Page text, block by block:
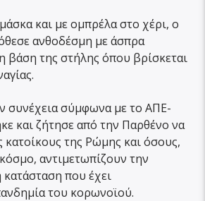
και με ομπρέλα στο χέρι, ο
ανθοδέσμη με άσπρα
βάση της στήλης όπου βρίσκεται
συνέχεια σύμφωνα με το ΑΠΕ-
και ζήτησε από την Παρθένο να
κατοίκους της Ρώμης και όσους,
αντιμετωπίζουν την
που έχει
του κορωνοϊού.